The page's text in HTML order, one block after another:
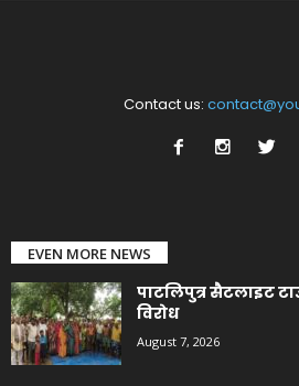
Contact us:
EVEN MORE NEWS
पाटलिपुत्र सैटलाइट
विरोध
August 7, 2026